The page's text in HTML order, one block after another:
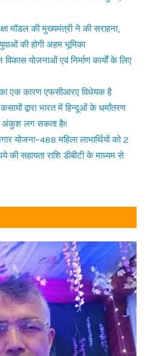
मॉडल की मुख्यमंत्री ने की सराहना,
की होगी अहम भूमिका
योजनाओं एवं निर्माण कार्यों के लिए
एक कारण एफसीआरए विधेयक है
द्वारा भारत में हिन्दूओं के धर्मांतरण
अंकुश लग सकता है!!
योजना–488 महिला लाभार्थियों को 2
सहायता राशि डीबीटी के माध्यम से